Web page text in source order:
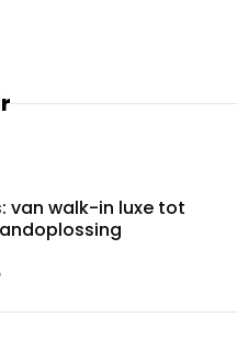
van walk-in luxe tot